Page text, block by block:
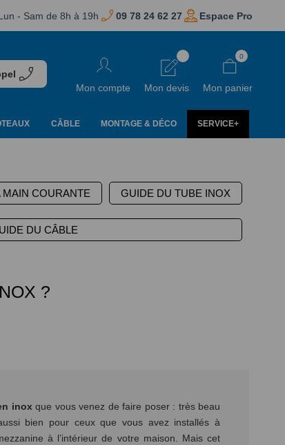
- Sam de 8h à 19h 09 78 24 62 27 Espace Pro
Mon compte
Mon devis Mon panier
0
CÂBLE MONTAGE & DÉCO SERVICE+
COURANTE GUIDE DU TUBE INOX
DU CÂBLE
?
inox que vous venez de faire poser : très beau
bien pour ceux que vous avez installés à
à l’intérieur de votre maison. Mais cet